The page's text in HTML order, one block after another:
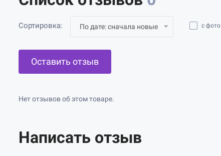
Сортировка: По дате: сначала новые с фото
Оставить отзыв
Нет отзывов об этом товаре.
Написать отзыв